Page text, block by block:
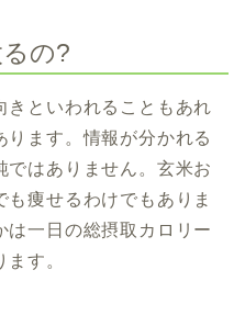
の?
きといわれることもあれ
ります。情報が分かれる
ではありません。玄米お
痩せるわけでもありま
は一日の総摂取カロリー
す。